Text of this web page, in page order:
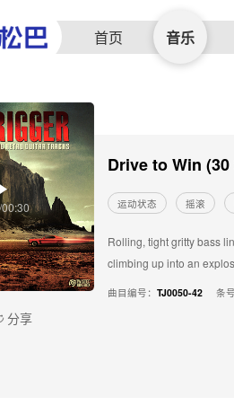
首页 音乐
Drive to Win
运动状态 摇滚
Rolling, tight gritty bass
climbing up into an
曲目编号： TJ0050-42 条号
分享